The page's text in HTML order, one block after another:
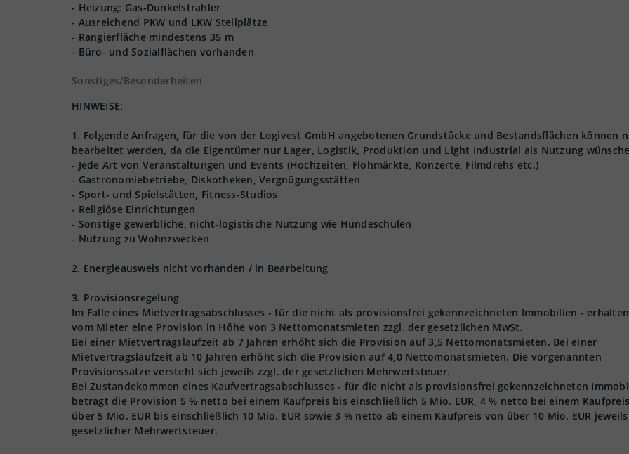
- Heizung: Gas-Dunkelstrahler
- Ausreichend PKW und LKW Stellplätze
- Rangierfläche mindestens 35 m
- Büro- und Sozialflächen vorhanden
Sonstiges/Besonderheiten
HINWEISE:
1. Folgende Anfragen, für die von der Logivest GmbH angebotenen Grundstücke und Bestandsflächen können
bearbeitet werden, da die Eigentümer nur Lager, Logistik, Produktion und Light Industrial als Nutzung
- Jede Art von Veranstaltungen und Events (Hochzeiten, Flohmärkte, Konzerte, Filmdrehs etc.)
- Gastronomiebetriebe, Diskotheken, Vergnügungsstätten
- Sport- und Spielstätten, Fitness-Studios
- Religiöse Einrichtungen
- Sonstige gewerbliche, nicht-logistische Nutzung wie Hundeschulen
- Nutzung zu Wohnzwecken
2. Energieausweis nicht vorhanden / in Bearbeitung
3. Provisionsregelung
Im Falle eines Mietvertragsabschlusses - für die nicht als provisionsfrei gekennzeichneten Immobilien -
vom Mieter eine Provision in Höhe von 3 Nettomonatsmieten zzgl. der gesetzlichen MwSt.
Bei einer Mietvertragslaufzeit ab 7 Jahren erhöht sich die Provision auf 3,5 Nettomonatsmieten. Bei einer
Mietvertragslaufzeit ab 10 Jahren erhöht sich die Provision auf 4,0 Nettomonatsmieten. Die vorgenannten
Provisionssätze versteht sich jeweils zzgl. der gesetzlichen Mehrwertsteuer.
Bei Zustandekommen eines Kaufvertragsabschlusses - für die nicht als provisionsfrei gekennzeichneten
betragt die Provision 5 % netto bei einem Kaufpreis bis einschließlich 5 Mio. EUR, 4 % netto bei einem
über 5 Mio. EUR bis einschließlich 10 Mio. EUR sowie 3 % netto ab einem Kaufpreis von über 10 Mio. EUR
gesetzlicher Mehrwertsteuer.